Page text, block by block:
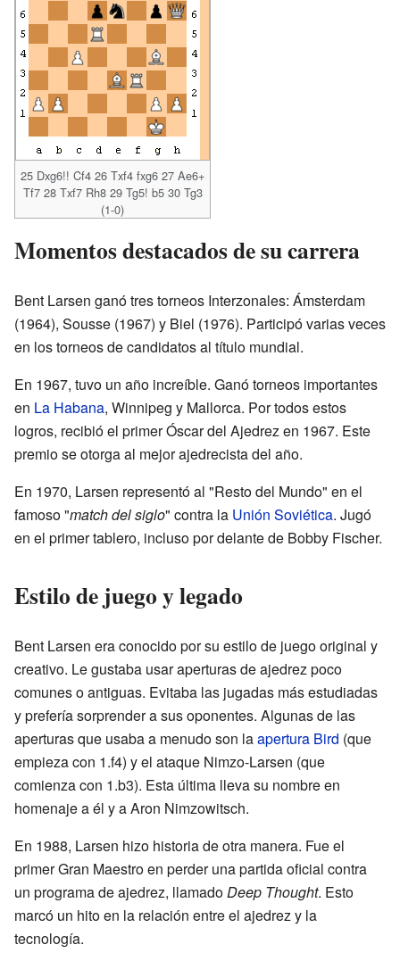
25 Dxg6!! Cf4 26 Txf4 fxg6 27 Ae6+
Tf7 28 Txf7 Rh8 29 Tg5! b5 30 Tg3
(1-0)
Momentos destacados de su carrera
Bent Larsen ganó tres torneos Interzonales: Ámsterdam
(1964), Sousse (1967) y Biel (1976). Participó varias veces
en los torneos de candidatos al título mundial.
En 1967, tuvo un año increíble. Ganó torneos importantes
en La Habana, Winnipeg y Mallorca. Por todos estos
logros, recibió el primer Óscar del Ajedrez en 1967. Este
premio se otorga al mejor ajedrecista del año.
En 1970, Larsen representó al "Resto del Mundo" en el
famoso "match del siglo" contra la Unión Soviética. Jugó
en el primer tablero, incluso por delante de Bobby Fischer.
Estilo de juego y legado
Bent Larsen era conocido por su estilo de juego original y
creativo. Le gustaba usar aperturas de ajedrez poco
comunes o antiguas. Evitaba las jugadas más estudiadas
y prefería sorprender a sus oponentes. Algunas de las
aperturas que usaba a menudo son laapertura Bird (que
empieza con 1.f4) y el ataque Nimzo-Larsen (que
comienza con 1.b3). Esta última lleva su nombre en
homenaje a él y a Aron Nimzowitsch.
En 1988, Larsen hizo historia de otra manera. Fue el
primer Gran Maestro en perder una partida oficial contra
un programa de ajedrez, llamadoDeep Thought. Esto
marcó un hito en la relación entre el ajedrez y la
tecnología.